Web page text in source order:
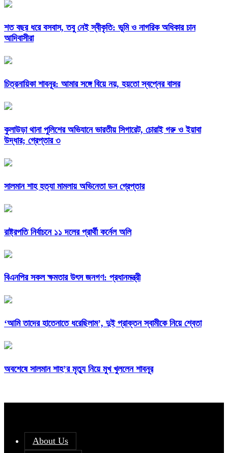
শত বছর ধরে বসবাস, তবু নেই স্বীকৃতি: ভূমি ও নাগরিক অধিকার চান
আদিবাসীরা
চিত্রনায়িকা শাবনূর: আমার সঙ্গে বিয়ে নয়, হয়তো স্বপ্নের বাসর
কুলাউড়া থানা পুলিশের অভিযানে ভারতীয় সিগারেট, চোরাই গরু ও ইয়াবা
উদ্ধার; গ্রেপ্তার ৩
সালমান শাহ হত্যা মামলায় অভিনেতা ডন গ্রেপ্তার
রাষ্ট্রপতি নির্বাচনে ১১ দলের প্রার্থী কর্নেল অলি
বিএনপির সকল ক্ষমতার উৎস জনগণ: প্রধানমন্ত্রী
‘আমি তাদের হাতেনাতে ধরেছিলাম’, দুই প্রাক্তন স্বামীকে নিয়ে শ্বেতা
অবশেষে সালমান শাহ’র মৃত্যু নিয়ে মুখ খুললেন শাবনূর
About Us